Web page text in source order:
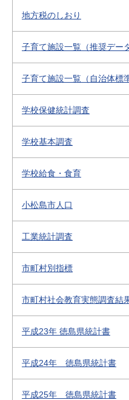
地方税のしおり
子育て施設一覧（推奨デー
子育て施設一覧（自治体標
学校保健統計調査
学校基本調査
学校給食・食育
小松島市人口
工業統計調査
市町村別指標
市町村社会教育実態調査結
平成23年 徳島県統計書
平成24年 徳島県統計書
平成25年 徳島県統計書